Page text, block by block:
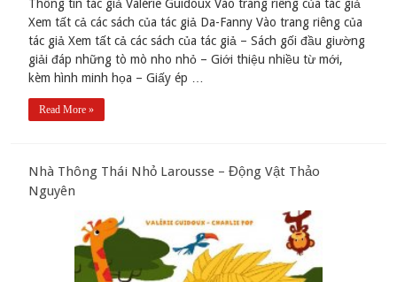
Thông tin tác giả Valérie Guidoux Vào trang riêng của tác giả
Xem tất cả các sách của tác giả Da-Fanny Vào trang riêng của
tác giả Xem tất cả các sách của tác giả – Sách gối đầu giường
giải đáp những tò mò nho nhỏ – Giới thiệu nhiều từ mới,
kèm hình minh họa – Giấy ép …
Read More »
Nhà Thông Thái Nhỏ Larousse – Động Vật Thảo
Nguyên